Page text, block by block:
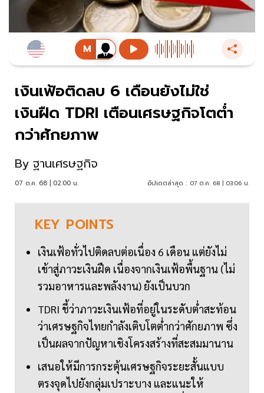
เงินเฟ้อติดลบ 6 เดือนยังไม่ใช่
เงินฝืด TDRI เตือนเศรษฐกิจโตต่ำ
กว่าศักยภาพ
By ฐานเศรษฐกิจ
07 ต.ค. 68 | 02:00 น. อัปเดตล่าสุด : 07 ต.ค. 68 | 03:06 น.
KEY POINTS
เงินเฟ้อทั่วไปติดลบต่อเนื่อง 6 เดือน แต่ยังไม่
เข้าสู่ภาวะเงินฝืด เนื่องจากเงินเฟ้อพื้นฐาน (ไม่
รวมอาหารและพลังงาน) ยังเป็นบวก
TDRI ชี้ว่าภาวะเงินเฟ้อที่อยู่ในระดับต่ำสะท้อน
ว่าเศรษฐกิจไทยกำลังเติบโตต่ำกว่าศักยภาพ ซึ่ง
เป็นผลจากปัญหาเชิงโครงสร้างที่สะสมมานาน
เสนอให้มีการกระตุ้นเศรษฐกิจระยะสั้นแบบ
ตรงจุดไปยังกลุ่มเปราะบาง และแนะให้